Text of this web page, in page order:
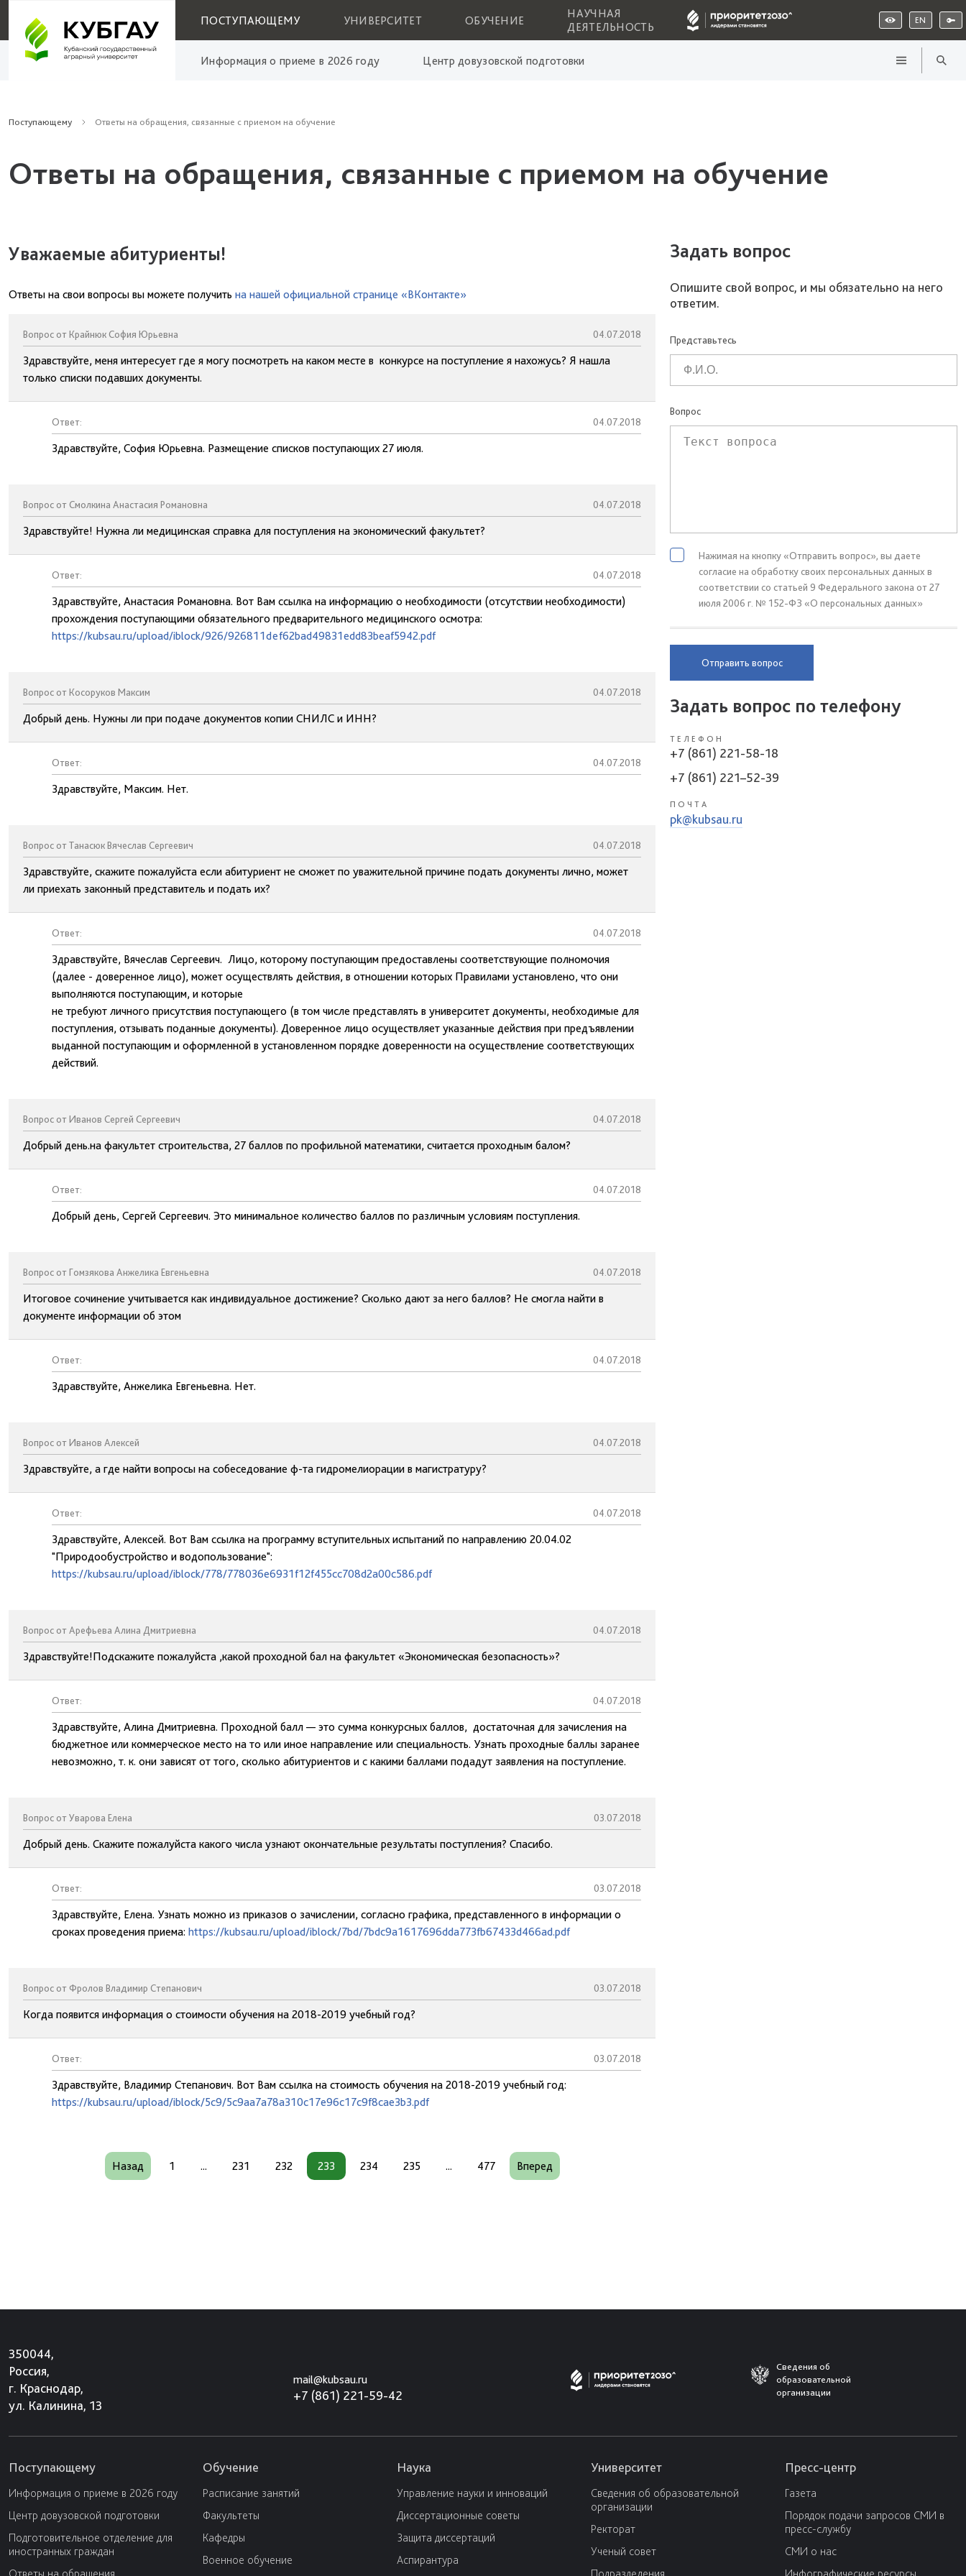
ПОСТУПАЮЩЕМУ УНИВЕРСИТЕТ ОБУЧЕНИЕ
НАУЧНАЯ
ДЕЯТЕЛЬНОСТЬ
EN
Информация о приеме в 2026 году Центр довузовской подготовки
Поступающему Ответы на обращения, связанные с приемом на обучение
Ответы на обращения, связанные с приемом на обучение
Уважаемые абитуриенты!
Ответы на свои вопросы вы можете получить на нашей официальной странице «ВКонтакте»
Вопрос от Крайнюк София Юрьевна 04.07.2018
Здравствуйте, меня интересует где я могу посмотреть на каком месте в конкурсе на поступление я нахожусь? Я нашла
только списки подавших документы.
Ответ: 04.07.2018
Здравствуйте, София Юрьевна. Размещение списков поступающих 27 июля.
Вопрос от Смолкина Анастасия Романовна 04.07.2018
Здравствуйте! Нужна ли медицинская справка для поступления на экономический факультет?
Ответ: 04.07.2018
Здравствуйте, Анастасия Романовна. Вот Вам ссылка на информацию о необходимости (отсутствии необходимости)
прохождения поступающими обязательного предварительного медицинского осмотра:
https://kubsau.ru/upload/iblock/926/926811def62bad49831edd83beaf5942.pdf
Вопрос от Косоруков Максим 04.07.2018
Добрый день. Нужны ли при подаче документов копии СНИЛС и ИНН?
Ответ: 04.07.2018
Здравствуйте, Максим. Нет.
Вопрос от Танасюк Вячеслав Сергеевич 04.07.2018
Здравствуйте, скажите пожалуйста если абитуриент не сможет по уважительной причине подать документы лично, может
ли приехать законный представитель и подать их?
Ответ: 04.07.2018
Здравствуйте, Вячеслав Сергеевич. Лицо, которому поступающим предоставлены соответствующие полномочия
(далее - доверенное лицо), может осуществлять действия, в отношении которых Правилами установлено, что они
выполняются поступающим, и которые
не требуют личного присутствия поступающего (в том числе представлять в университет документы, необходимые для
поступления, отзывать поданные документы). Доверенное лицо осуществляет указанные действия при предъявлении
выданной поступающим и оформленной в установленном порядке доверенности на осуществление соответствующих
действий.
Вопрос от Иванов Сергей Сергеевич 04.07.2018
Добрый день.на факультет строительства, 27 баллов по профильной математики, считается проходным балом?
Ответ: 04.07.2018
Добрый день, Сергей Сергеевич. Это минимальное количество баллов по различным условиям поступления.
Вопрос от Гомзякова Анжелика Евгеньевна 04.07.2018
Итоговое сочинение учитывается как индивидуальное достижение? Сколько дают за него баллов? Не смогла найти в
документе информации об этом
Ответ: 04.07.2018
Здравствуйте, Анжелика Евгеньевна. Нет.
Вопрос от Иванов Алексей 04.07.2018
Здравствуйте, а где найти вопросы на собеседование ф-та гидромелиорации в магистратуру?
Ответ: 04.07.2018
Здравствуйте, Алексей. Вот Вам ссылка на программу вступительных испытаний по направлению 20.04.02
"Природообустройство и водопользование":
https://kubsau.ru/upload/iblock/778/778036e6931f12f455cc708d2a00c586.pdf
Вопрос от Арефьева Алина Дмитриевна 04.07.2018
Здравствуйте!Подскажите пожалуйста ,какой проходной бал на факультет «Экономическая безопасность»?
Ответ: 04.07.2018
Здравствуйте, Алина Дмитриевна. Проходной балл — это сумма конкурсных баллов, достаточная для зачисления на
бюджетное или коммерческое место на то или иное направление или специальность. Узнать проходные баллы заранее
невозможно, т. к. они зависят от того, сколько абитуриентов и с какими баллами подадут заявления на поступление.
Вопрос от Уварова Елена 03.07.2018
Добрый день. Скажите пожалуйста какого числа узнают окончательные результаты поступления? Спасибо.
Ответ: 03.07.2018
Здравствуйте, Елена. Узнать можно из приказов о зачислении, согласно графика, представленного в информации о
сроках проведения приема: https://kubsau.ru/upload/iblock/7bd/7bdc9a1617696dda773fb67433d466ad.pdf
Вопрос от Фролов Владимир Степанович 03.07.2018
Когда появится информация о стоимости обучения на 2018-2019 учебный год?
Ответ: 03.07.2018
Здравствуйте, Владимир Степанович. Вот Вам ссылка на стоимость обучения на 2018-2019 учебный год:
https://kubsau.ru/upload/iblock/5c9/5c9aa7a78a310c17e96c17c9f8cae3b3.pdf
Назад 1 ... 231 232 233 234 235 ... 477 Вперед
Задать вопрос
Опишите свой вопрос, и мы обязательно на него
ответим.
Представьтесь
Вопрос
Нажимая на кнопку «Отправить вопрос», вы даете
согласие на обработку своих персональных данных в
соответствии со статьей 9 Федерального закона от 27
июля 2006 г. № 152-ФЗ «О персональных данных»
Отправить вопрос
Задать вопрос по телефону
ТЕЛЕФОН
+7 (861) 221-58-18
+7 (861) 221–52-39
ПОЧТА
pk@kubsau.ru
350044,
Россия,
г. Краснодар,
ул. Калинина, 13
mail@kubsau.ru
+7 (861) 221-59-42
Сведения об
образовательной
организации
Поступающему
Информация о приеме в 2026 году
Центр довузовской подготовки
Подготовительное отделение для
иностранных граждан
Обучение
Расписание занятий
Факультеты
Кафедры
Военное обучение
Наука
Управление науки и инноваций
Диссертационные советы
Защита диссертаций
Аспирантура
Университет
Сведения об образовательной
организации
Ректорат
Ученый совет
Пресс-центр
Газета
Порядок подачи запросов СМИ в
пресс-службу
СМИ о нас